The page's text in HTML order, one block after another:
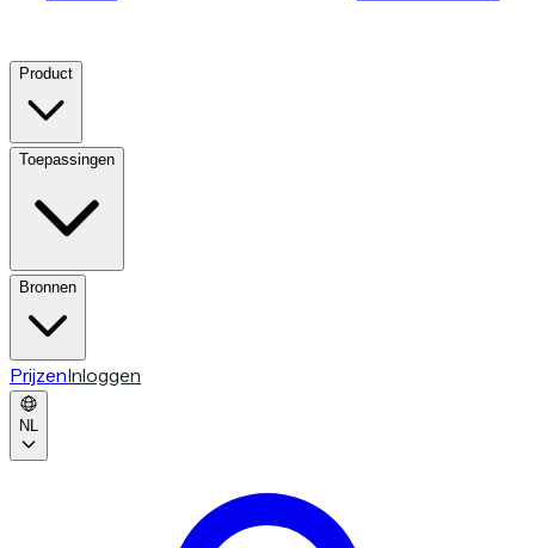
Product
Toepassingen
Bronnen
PrijzenInloggen
NL